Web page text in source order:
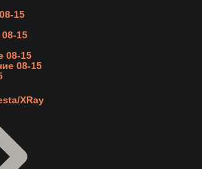
15
15
08-15
08-15
XRay